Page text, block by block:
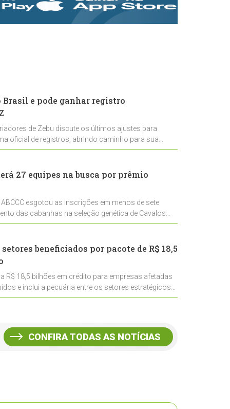
rastreabilidade e
rigor técnico para
Brasil e pode ganhar registro
de Zebu discute os últimos ajustes para
oficial de registros, abrindo caminho para sua
27 equipes na busca por prêmio
esgotou as inscrições em menos de sete
das cabanhas na seleção genética de Cavalos
beneficiados por pacote de R$ 18,5
R$ 18,5 bilhões em crédito para empresas afetadas
e inclui a pecuária entre os setores estratégicos
CONFIRA TODAS AS NOTÍCIAS